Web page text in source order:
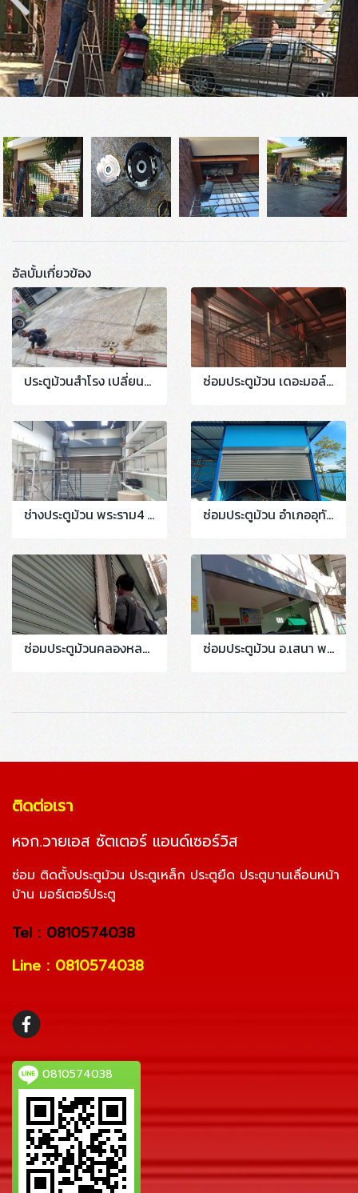
อัลบั้มเกี่ยวข้อง
ประตูม้วนสำโรง เปลี่ยนลูกปืนเพลาประตู ซ่อมประตูเหล็ก ปรับแต่งบานปรับตั้งสปริงอัดจารบีหล่อลื่น T.081-057-4038 ซ่อมประตูม้วน เดอะมอล์บางแค | The mall bangkae งานติดตั้งใหม่ระบบมอเตอร์ไฟฟ้า
ช่างประตูม้วน พระราม4 สามย่าน ปทุมวัน Mbk มาบุญครอง ติดตั้งใหม่ประตูม้วนระบบมือยกลายตาข่าย2ชุด ซ่อมประตูม้วน อำเภออุทัย อยุธยา งานติดตั้งใหม่ระบบมือดึง
ซ่อมประตูม้วนคลองหลวง #นวนคร #ตลาดไท #ไอยรา #เทพกุญชร #หนองเสือ #ลาดหลุมแก้ว #สามโคก #รังสิต #ธัญบุรี #ลำลูกกา #ปทุมธานี ซ่อมประตูม้วน อ.เสนา พระนครศรีอยุธยา งานติดตั้งใหม่ระบบมือดึงบานแบ่ง เปลี่ยนฐานล่างประกอบฉาก
ติดต่อเรา
หจก.วายเอส ซัตเตอร์ แอนด์เซอร์วิส
ซ่อม ติดตั้งประตูม้วน ประตูเหล็ก ประตูยืด ประตูบานเลื่อนหน้า
บ้าน มอร์เตอร์ประตู
Tel : 0810574038
Line : 0810574038
0810574038